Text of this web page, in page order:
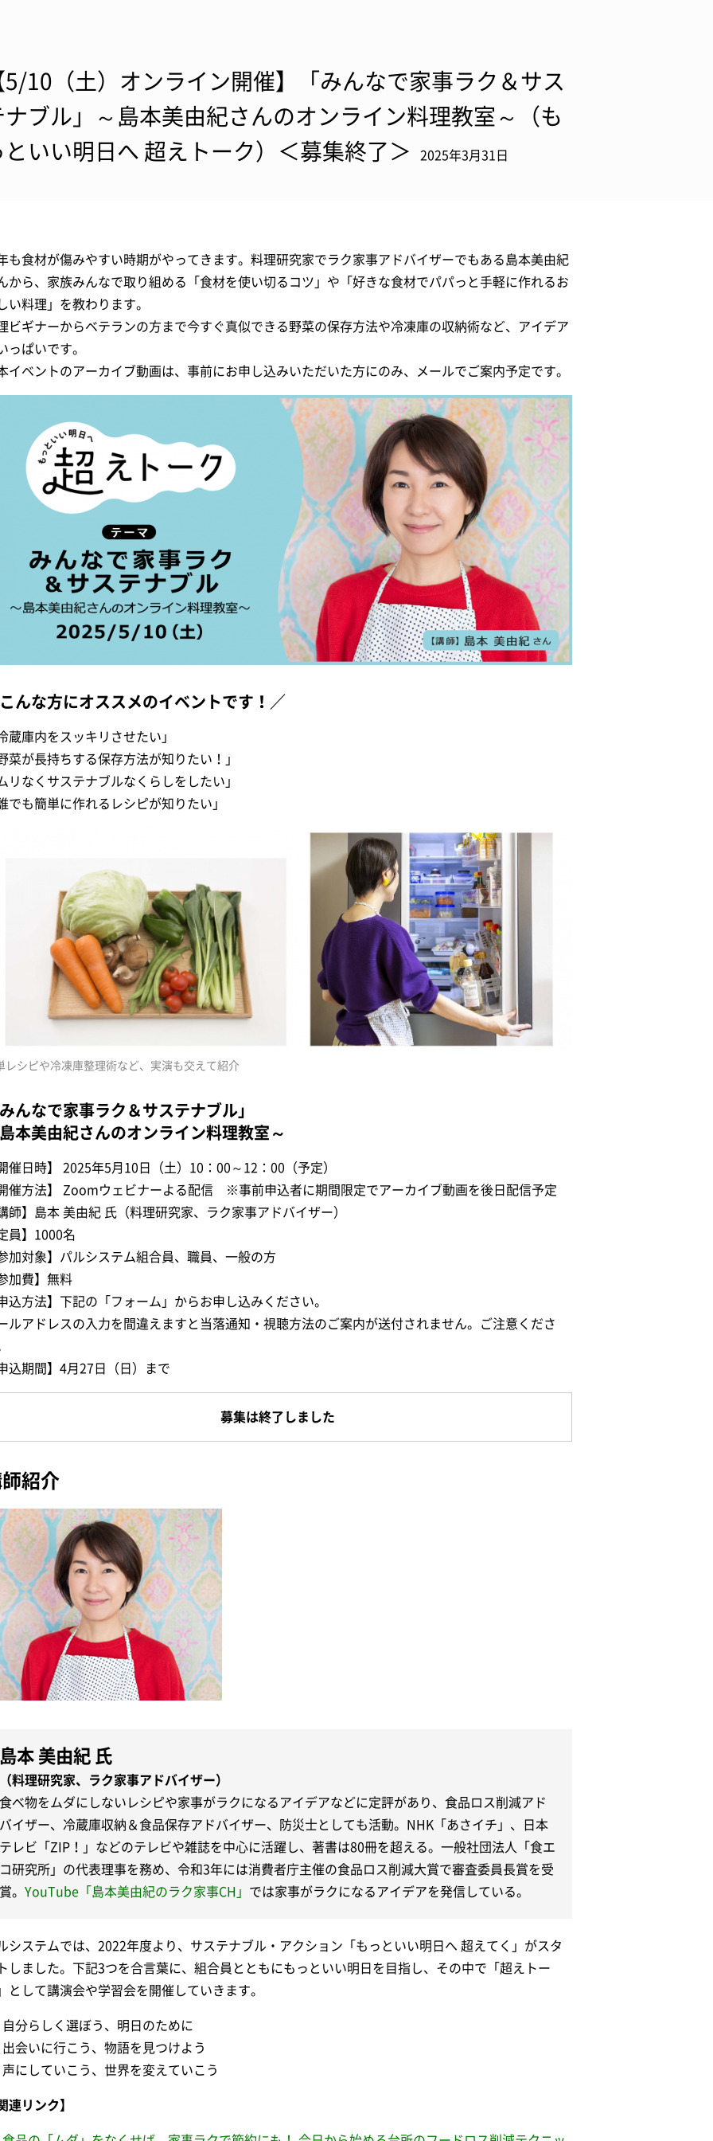
5/10（土）オンライン開催】「みんなで家事ラク＆サス
ナブル」～島本美由紀さんのオンライン料理教室～（も
といい明日へ 超えトーク）＜募集終了＞
2025年3月31日
も食材が傷みやすい時期がやってきます。料理研究家でラク家事アドバイザーでもある島本美由紀
から、家族みんなで取り組める「食材を使い切るコツ」や「好きな食材でパパっと手軽に作れるお
い料理」を教わります。
ビギナーからベテランの方まで今すぐ真似できる野菜の保存方法や冷凍庫の収納術など、アイデア
っぱいです。
イベントのアーカイブ動画は、事前にお申し込みいただいた方にのみ、メールでご案内予定です。
んな方にオススメのイベントです！／
蔵庫内をスッキリさせたい」
菜が長持ちする保存方法が知りたい！」
リなくサステナブルなくらしをしたい」
でも簡単に作れるレシピが知りたい」
レシピや冷凍庫整理術など、実演も交えて紹介
みんなで家事ラク＆サステナブル」
本美由紀さんのオンライン料理教室～
催日時】 2025年5月10日（土）10：00～12：00（予定）
開催方法】 Zoomウェビナーよる配信 ※事前申込者に期間限定でアーカイブ動画を後日配信予定
師】島本 美由紀 氏（料理研究家、ラク家事アドバイザー）
員】1000名
参加対象】パルシステム組合員、職員、一般の方
加費】無料
込方法】下記の「フォーム」からお申し込みください。
ルアドレスの入力を間違えますと当落通知・視聴方法のご案内が送付されません。ご注意くださ
込期間】4月27日（日）まで
募集は終了しました
紹介
島本 美由紀 氏
（料理研究家、ラク家事アドバイザー）
食べ物をムダにしないレシピや家事がラクになるアイデアなどに定評があり、食品ロス削減アド
バイザー、冷蔵庫収納＆食品保存アドバイザー、防災士としても活動。NHK「あさイチ」、日本
テレビ「ZIP！」などのテレビや雑誌を中心に活躍し、著書は80冊を超える。一般社団法人「食エ
コ研究所」の代表理事を務め、令和3年には消費者庁主催の食品ロス削減大賞で審査委員長賞を受
賞。 YouTube「島本美由紀のラク家事CH」 では家事がラクになるアイデアを発信している。
システムでは、2022年度より、サステナブル・アクション「もっといい明日へ 超えてく」がスタ
しました。下記3つを合言葉に、組合員とともにもっといい明日を目指し、その中で「超えトー
として講演会や学習会を開催していきます。
自分らしく選ぼう、明日のために
出会いに行こう、物語を見つけよう
声にしていこう、世界を変えていこう
連リンク】